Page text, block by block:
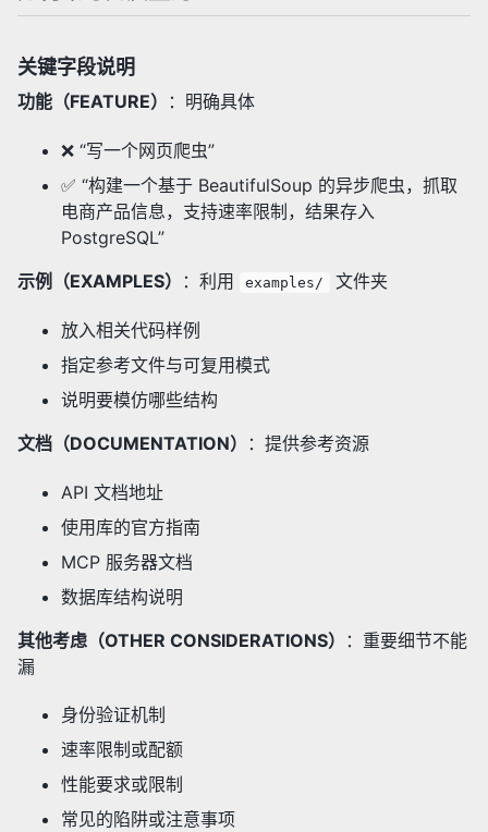
关键字段说明
功能（FEATURE） ：明确具体
❌ “写一个网页爬虫”
✅ “构建一个基于 BeautifulSoup 的异步爬虫，抓取
电商产品信息，支持速率限制，结果存入
PostgreSQL”
示例（EXAMPLES）
：利用 examples/ 文件夹
放入相关代码样例
指定参考文件与可复用模式
说明要模仿哪些结构
文档（DOCUMENTATION）
：提供参考资源
API 文档地址
使用库的官方指南
MCP 服务器文档
数据库结构说明
其他考虑（OTHER CONSIDERATIONS）
：重要细节不能
漏
身份验证机制
速率限制或配额
性能要求或限制
常见的陷阱或注意事项